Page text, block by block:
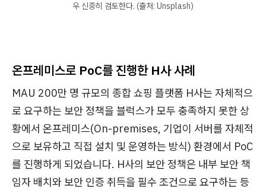
우 신중히 검토한다. (출처: Unsplash)
온프레미스로 PoC를 진행한 H사 사례
MAU 200만 명 규모의 종합 쇼핑 플랫폼 H사는 자체적으
로 요구하는 보안 정책을 블럭스가 모두 충족하지 못한 상
황에서 온프레미스(On-premises, 기업이 서버를 자체적
으로 보유하고 직접 설치 및 운영하는 방식) 환경에서 PoC
를 진행하게 되었습니다. H사의 보안 정책은 내부 보안 책
임자 배치와 보안 인증 취득을 필수 조건으로 요구하는 등